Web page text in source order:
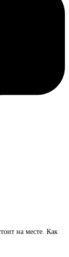
на месте. Как